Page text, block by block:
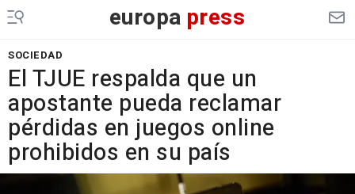
europa press
SOCIEDAD
El TJUE respalda que un
apostante pueda reclamar
pérdidas en juegos online
prohibidos en su país